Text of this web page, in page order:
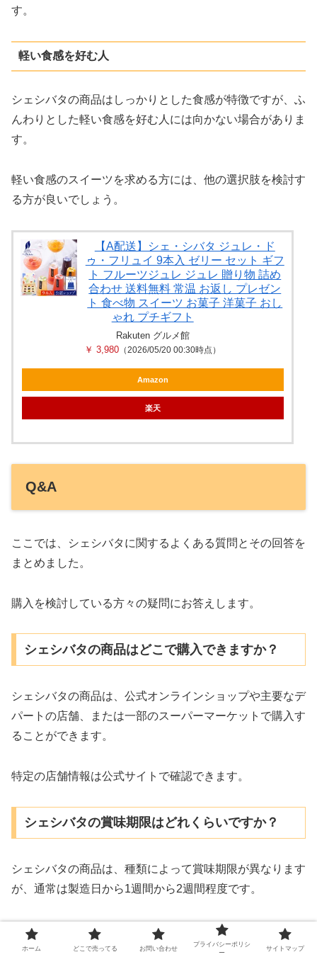
す。
軽い食感を好む人
シェシバタの商品はしっかりとした食感が特徴ですが、ふ
んわりとした軽い食感を好む人には向かない場合がありま
す。
軽い食感のスイーツを求める方には、他の選択肢を検討す
る方が良いでしょう。
【A配送】シェ・シバタ ジュレ・ド
ゥ・フリュイ 9本入 ゼリー セット ギフ
ト フルーツジュレ ジュレ 贈り物 詰め
合わせ 送料無料 常温 お返し プレゼン
ト 食べ物 スイーツ お菓子 洋菓子 おし
ゃれ プチギフト
Rakuten グルメ館
￥ 3,980 （2026/05/20 00:30時点）
Amazon
楽天
Q&A
ここでは、シェシバタに関するよくある質問とその回答を
まとめました。
購入を検討している方々の疑問にお答えします。
シェシバタの商品はどこで購入できますか？
シェシバタの商品は、公式オンラインショップや主要なデ
パートの店舗、または一部のスーパーマーケットで購入す
ることができます。
特定の店舗情報は公式サイトで確認できます。
シェシバタの賞味期限はどれくらいですか？
シェシバタの商品は、種類によって賞味期限が異なります
が、通常は製造日から1週間から2週間程度です。
購入時に商品のラベルに記載されている賞味期限を確認し
てください。
ホーム どこで売ってる お問い合わせ
プライバシーポリシ
ー
サイトマップ